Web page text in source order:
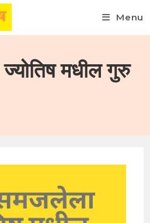
Menu
मधील गुरु